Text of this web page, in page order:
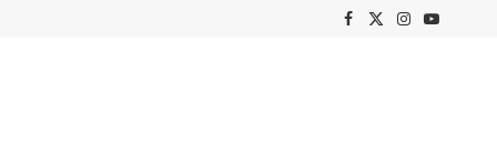
Facebook
X
Instagram
YouTube